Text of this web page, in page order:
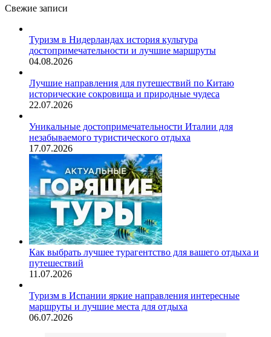
Свежие записи
Туризм в Нидерландах история культура
достопримечательности и лучшие маршруты
04.08.2026
Лучшие направления для путешествий по Китаю
исторические сокровища и природные чудеса
22.07.2026
Уникальные достопримечательности Италии для
незабываемого туристического отдыха
17.07.2026
Как выбрать лучшее турагентство для вашего отдыха и
путешествий
11.07.2026
Туризм в Испании яркие направления интересные
маршруты и лучшие места для отдыха
06.07.2026